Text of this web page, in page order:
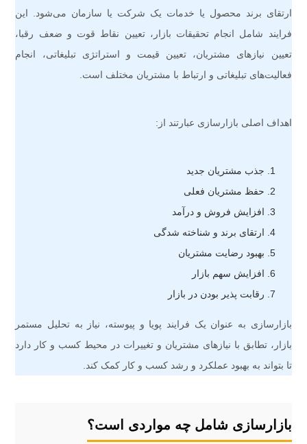
ارتقای برند محصول یا خدمات یک شرکت یا سازمان می‌شود. این
فرایند شامل انجام تحقیقات بازار، تعیین نقاط قوت و ضعف رقبا،
تعیین نیازهای مشتریان، تعیین قیمت و استراتژی تبلیغاتی، انجام
فعالیت‌های تبلیغاتی و ارتباط با مشتریان مختلف است.
اهداف اصلی بازارسازی عبارتند از:
جذب مشتریان جدید
حفظ مشتریان فعلی
افزایش فروش و درآمد
ارتقای برند و شناخته شدگی
بهبود رضایت مشتریان
افزایش سهم بازار
رقابت پذیر بودن در بازار
بازارسازی به عنوان یک فرایند پویا و پیوسته، نیاز به تحلیل مستمر
بازار، تطابق با نیازهای مشتریان و تغییرات در محیط کسب و کار دارد
تا بتواند به بهبود عملکرد و رشد کسب و کار کمک کند.
بازارسازی شامل چه مواردی است؟